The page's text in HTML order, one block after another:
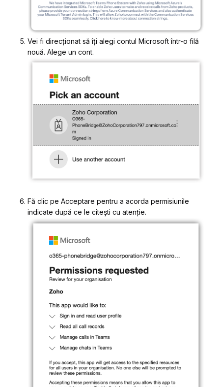
Vei fi direcționat să îți alegi contul Microsoft într-o filă
nouă. Alege un cont.
Fă clic pe Acceptare pentru a acorda permisiunile
indicate după ce le citești cu atenție.